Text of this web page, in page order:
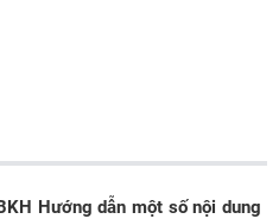
Hướng dẫn một số nội dung